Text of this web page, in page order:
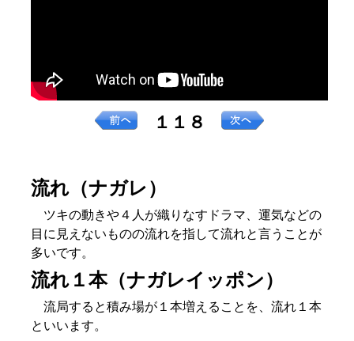
１１８
流れ（ナガレ）
ツキの動きや４人が織りなすドラマ、運気などの
目に見えないものの流れを指して流れと言うことが
多いです。
流れ１本（ナガレイッポン）
流局すると積み場が１本増えることを、流れ１本
といいます。